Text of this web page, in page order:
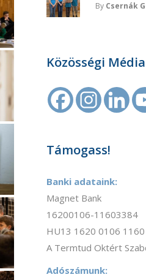
By Csernák
Közösségi Média
Támogass!
Banki adataink:
Magnet Bank
16200106-11603384
HU13 1620 0106
A Termtud Oktért
Adószámunk: